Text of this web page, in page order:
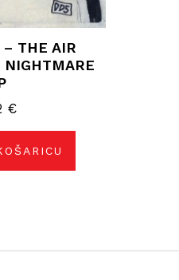
– THE AIR
NIGHTMARE
€